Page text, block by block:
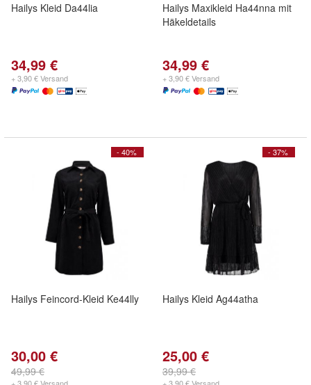
Hailys Kleid Da44lia
34,99 €
+ 3,90 € Versand
Hailys Maxikleid Ha44nna mit
Häkeldetails
34,99 €
+ 3,90 € Versand
- 40%
Hailys Feincord-Kleid Ke44lly
30,00 €
49,99 €
- 37%
Hailys Kleid Ag44atha
25,00 €
39,99 €